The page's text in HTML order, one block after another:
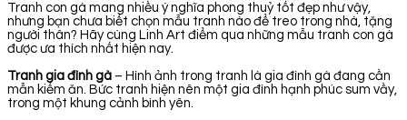
Tranh con gà mang nhiều ý nghĩa phong thuỷ tốt đẹp như vậy,
nhưng bạn chưa biết chọn mẫu tranh nào để treo trong nhà, tặng
người thân? Hãy cùng Linh Art điểm qua những mẫu tranh con gà
được ưa thích nhất hiện nay.
Tranh gia đình gà – Hình ảnh trong tranh là gia đình gà đang cần
mẫn kiếm ăn. Bức tranh hiện nên một gia đình hạnh phúc sum vầy,
trong một khung cảnh bình yên.